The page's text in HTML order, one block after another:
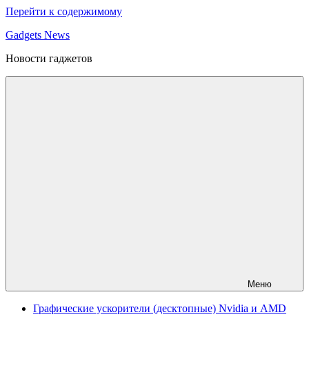
Перейти к содержимому
Gadgets News
Новости гаджетов
Меню
Графические ускорители (десктопные) Nvidia и AMD